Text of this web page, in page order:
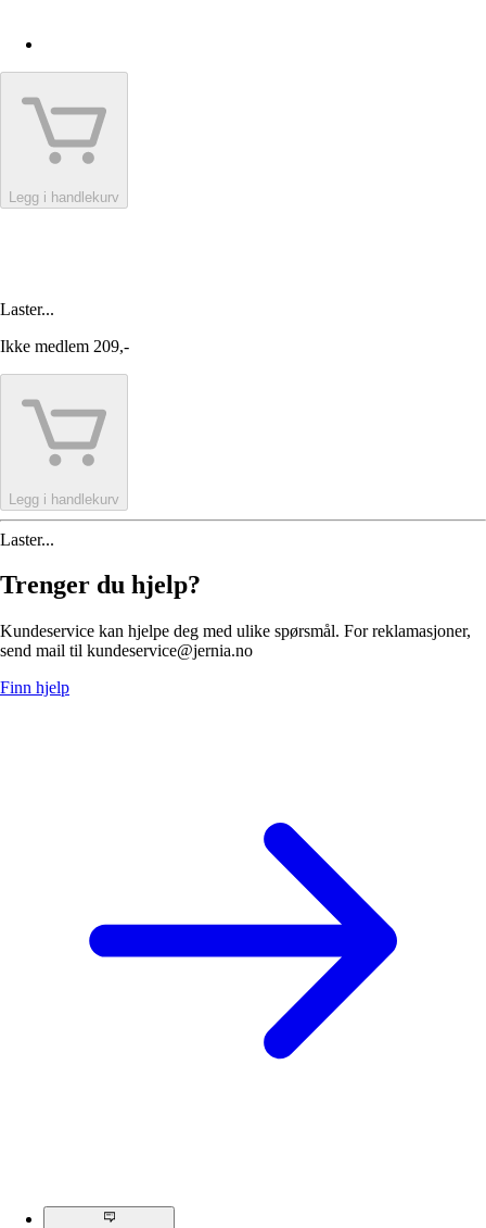
Legg i handlekurv
Laster...
Ikke medlem 209,-
Legg i handlekurv
Laster...
Trenger du hjelp?
Kundeservice kan hjelpe deg med ulike spørsmål. For reklamasjoner,
send mail til kundeservice@jernia.no
Finn hjelp